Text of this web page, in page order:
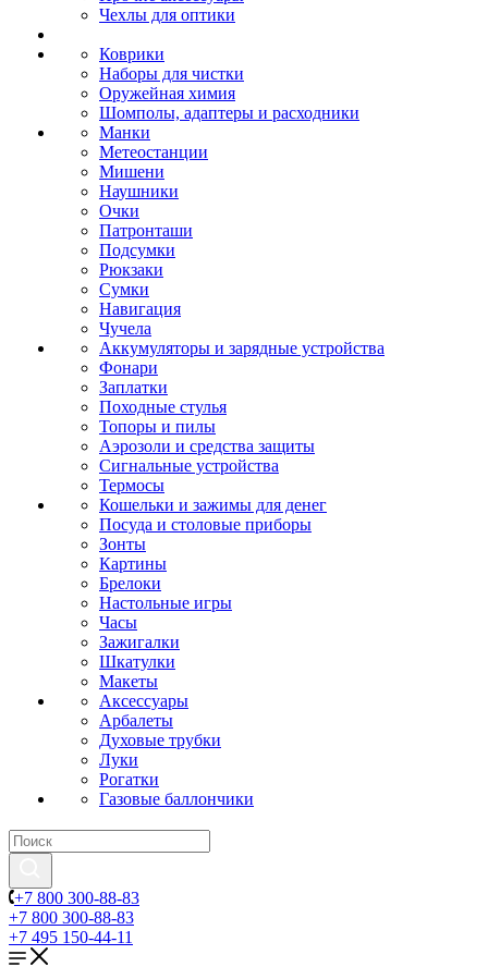
Чехлы для оптики
Коврики
Наборы для чистки
Оружейная химия
Шомполы, адаптеры и расходники
Манки
Метеостанции
Мишени
Наушники
Очки
Патронташи
Подсумки
Рюкзаки
Сумки
Навигация
Чучела
Аккумуляторы и зарядные устройства
Фонари
Заплатки
Походные стулья
Топоры и пилы
Аэрозоли и средства защиты
Сигнальные устройства
Термосы
Кошельки и зажимы для денег
Посуда и столовые приборы
Зонты
Картины
Брелоки
Настольные игры
Часы
Зажигалки
Шкатулки
Макеты
Аксессуары
Арбалеты
Духовые трубки
Луки
Рогатки
Газовые баллончики
+7 800 300-88-83
+7 800 300-88-83
+7 495 150-44-11